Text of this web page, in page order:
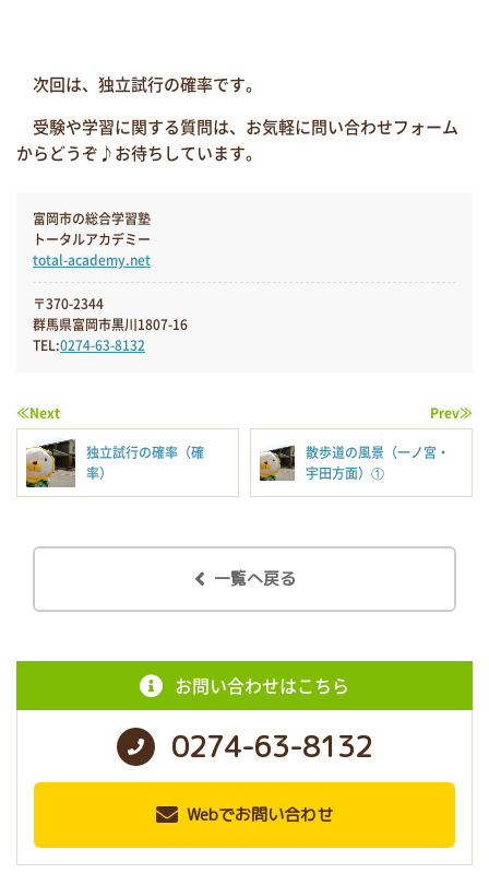
次回は、独立試行の確率です。
受験や学習に関する質問は、お気軽に問い合わせフォーム
からどうぞ♪お待ちしています。
富岡市の総合学習塾
トータルアカデミー
total-academy.net
〒370-2344
群馬県富岡市黒川1807-16
TEL:0274-63-8132
≪Next
独立試行の確率（確
率）
Prev≫
散歩道の風景（一ノ宮・
宇田方面）①
一覧へ戻る
お問い合わせはこちら
0274-63-8132
Webでお問い合わせ